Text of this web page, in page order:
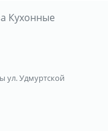
Кухонные
ул. Удмуртской